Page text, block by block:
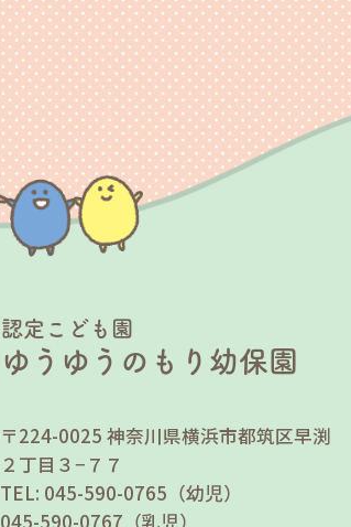
認定こども園
ゆうゆうのもり幼保園
〒224-0025 神奈川県横浜市都筑区早渕
２丁目３−７７
TEL: 045-590-0765（幼児）
045-590-0767（乳児）